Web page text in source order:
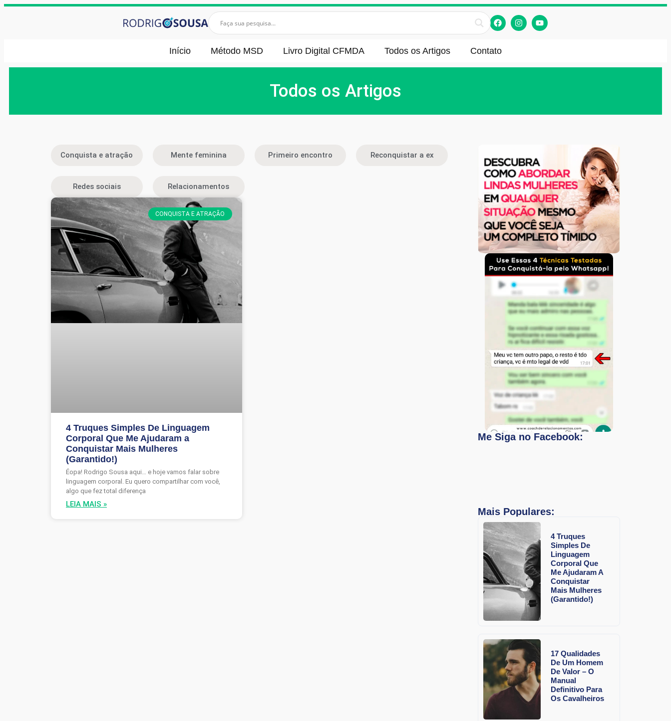
Início Método MSD Livro Digital CFMDA Todos os Artigos Contato
Todos os Artigos
Conquista e atração Mente feminina Primeiro encontro Reconquistar a ex
Redes sociais Relacionamentos
CONQUISTA E ATRAÇÃO
4 Truques Simples De Linguagem
Corporal Que Me Ajudaram a
Conquistar Mais Mulheres
(Garantido!)
Éopa! Rodrigo Sousa aqui… e hoje vamos falar sobre
linguagem corporal. Eu quero compartilhar com você,
algo que fez total diferença
LEIA MAIS »
Me Siga no Facebook:
Mais Populares:
4 Truques
Simples De
Linguagem
Corporal Que
Me Ajudaram A
Conquistar
Mais Mulheres
(Garantido!)
17 Qualidades
De Um Homem
De Valor – O
Manual
Definitivo Para
Os Cavalheiros